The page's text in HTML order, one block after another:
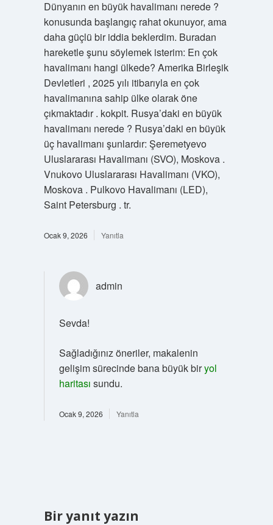
Dünyanın en büyük havalimanı nerede ?
konusunda başlangıç rahat okunuyor, ama
daha güçlü bir iddia beklerdim. Buradan
hareketle şunu söylemek isterim: En çok
havalimanı hangi ülkede? Amerika Birleşik
Devletleri , 2025 yılı itibarıyla en çok
havalimanına sahip ülke olarak öne
çıkmaktadır . kokpit. Rusya’daki en büyük
havalimanı nerede ? Rusya’daki en büyük
üç havalimanı şunlardır: Şeremetyevo
Uluslararası Havalimanı (SVO), Moskova .
Vnukovo Uluslararası Havalimanı (VKO),
Moskova . Pulkovo Havalimanı (LED),
Saint Petersburg . tr.
Ocak 9, 2026 Yanıtla
admin
Sevda!
Sağladığınız öneriler, makalenin
gelişim sürecinde bana büyük biryol
haritası sundu.
Ocak 9, 2026 Yanıtla
Bir yanıt yazın